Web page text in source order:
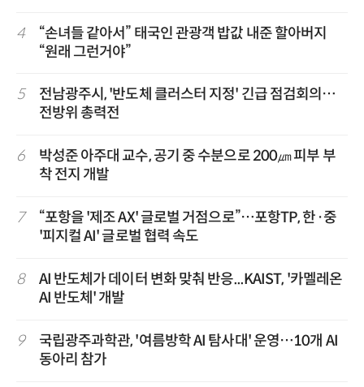
4
“손녀들 같아서” 태국인 관광객 밥값 내준 할아버지
“원래 그런거야”
5
전남광주시, '반도체 클러스터 지정' 긴급 점검회의…
전방위 총력전
6
박성준 아주대 교수, 공기 중 수분으로 200㎛ 피부 부
착 전지 개발
7
“포항을 '제조 AX' 글로벌 거점으로”…포항TP, 한·중
'피지컬 AI' 글로벌 협력 속도
8
AI 반도체가 데이터 변화 맞춰 반응...KAIST, '카멜레온
AI 반도체' 개발
9
국립광주과학관, '여름방학 AI 탐사대' 운영…10개 AI
동아리 참가